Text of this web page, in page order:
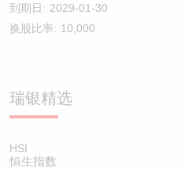
到期日: 2029-01-30
换股比率: 10,000
瑞银精选
HSI
恒生指数